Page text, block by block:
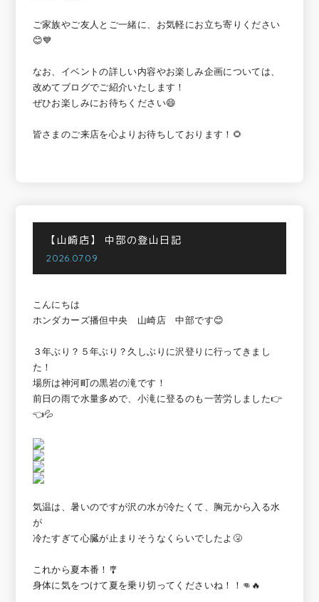
ご家族やご友人とご一緒に、お気軽にお立ち寄りください
😊💙
なお、イベントの詳しい内容やお楽しみ企画については、
改めてブログでご紹介いたします！
ぜひお楽しみにお待ちください😄
皆さまのご来店を心よりお待ちしております！🌻
【山崎店】 中部の登山日記
2026.07.09
こんにちは
ホンダカーズ播但中央 山崎店 中部です😊
３年ぶり？５年ぶり？久しぶりに沢登りに行ってきまし
た！
場所は神河町の黒岩の滝です！
前日の雨で水量多めで、小滝に登るのも一苦労しました👉
👈💦
気温は、暑いのですが沢の水が冷たくて、胸元から入る水
が
冷たすぎて心臓が止まりそうなくらいでしたよ🤧
これから夏本番！🎐
身体に気をつけて夏を乗り切ってくださいね！！👊🔥